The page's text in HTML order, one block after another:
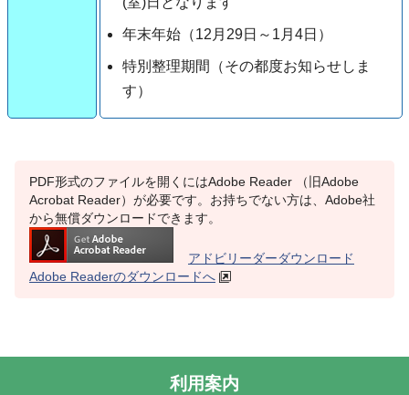
年末年始（12月29日～1月4日）
特別整理期間（その都度お知らせしま
す）
PDF形式のファイルを開くにはAdobe Reader （旧Adobe
Acrobat Reader）が必要です。お持ちでない方は、Adobe社
から無償ダウンロードできます。
アドビリーダーダウンロード
Adobe Readerのダウンロードへ
利用案内